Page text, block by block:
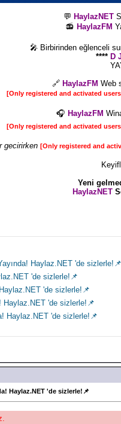
💬 HaylazNET
📻 HaylazFM
🎤 Birbirinden eğlenceli
**** D
🔗 HaylazFM Web
[Only registered and activated
🎧 HaylazFM
[Only registered and activated
gecirirken [Only registered and
Yeni
HaylazNET
Haylaz.NET 'de sizlerle!📌
'de sizlerle!📌
'de sizlerle!📌
Haylaz.NET 'de sizlerle!📌
Haylaz.NET 'de sizlerle!📌
Haylaz.NET 'de sizlerle!📌